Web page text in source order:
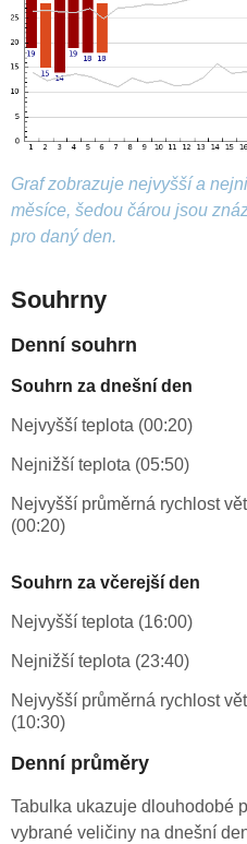
Graf zobrazuje nejvyšší a
měsíce, šedou čárou jsou
pro daný den.
Souhrny
Denní souhrn
Souhrn za dnešní den
Nejvyšší teplota (00:20)
Nejnižší teplota (05:50)
Nejvyšší průměrná rychlost
(00:20)
Souhrn za včerejší den
Nejvyšší teplota (16:00)
Nejnižší teplota (23:40)
Nejvyšší průměrná rychlost
(10:30)
Denní průměry
Tabulka ukazuje dlouhodobé
vybrané veličiny na dnešní